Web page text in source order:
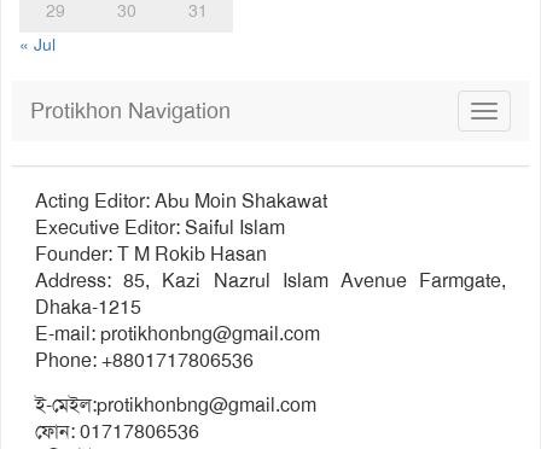
29
30
31
« Jul
Toggle
Protikhon Navigation
Acting Editor: Abu Moin Shakawat
Executive Editor: Saiful Islam
Founder: T M Rokib Hasan
Address: 85, Kazi Nazrul Islam Avenue Farmgate,
Dhaka-1215
E-mail:protikhonbng@gmail.com
Phone: +8801717806536
ই-মেইল:protikhonbng@gmail.com
ফোন: 01717806536